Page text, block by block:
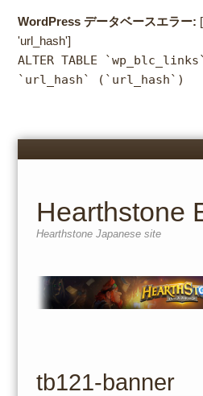
WordPress データベースエラー:
'url_hash']
ALTER TABLE `wp_blc_links`
`url_hash` (`url_hash`)
Menu
Hearthstone
Hearthstone Japanese site
content
tb121-banner